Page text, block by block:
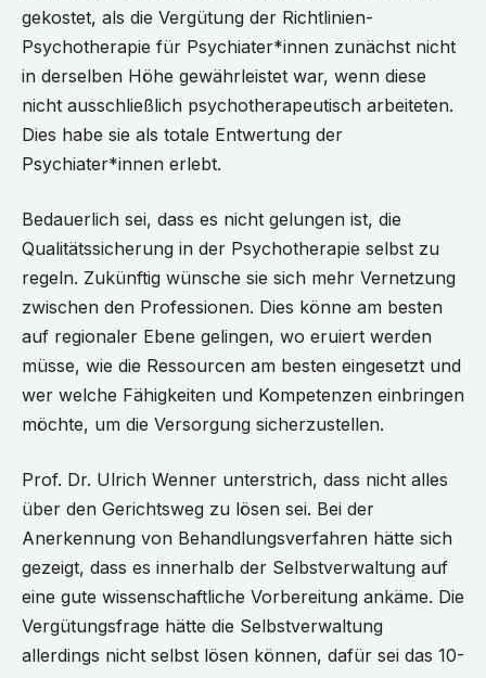
gekostet, als die Vergütung der Richtlinien-
Psychotherapie für Psychiater*innen zunächst nicht
in derselben Höhe gewährleistet war, wenn diese
nicht ausschließlich psychotherapeutisch arbeiteten.
Dies habe sie als totale Entwertung der
Psychiater*innen erlebt.
Bedauerlich sei, dass es nicht gelungen ist, die
Qualitätssicherung in der Psychotherapie selbst zu
regeln. Zukünftig wünsche sie sich mehr Vernetzung
zwischen den Professionen. Dies könne am besten
auf regionaler Ebene gelingen, wo eruiert werden
müsse, wie die Ressourcen am besten eingesetzt und
wer welche Fähigkeiten und Kompetenzen einbringen
möchte, um die Versorgung sicherzustellen.
Prof. Dr. Ulrich Wenner unterstrich, dass nicht alles
über den Gerichtsweg zu lösen sei. Bei der
Anerkennung von Behandlungsverfahren hätte sich
gezeigt, dass es innerhalb der Selbstverwaltung auf
eine gute wissenschaftliche Vorbereitung ankäme. Die
Vergütungsfrage hätte die Selbstverwaltung
allerdings nicht selbst lösen können, dafür sei das 10-